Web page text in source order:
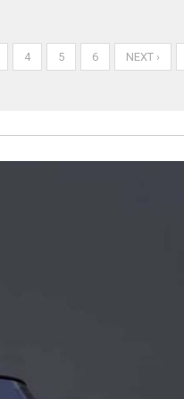
4 5 6 NEXT ›